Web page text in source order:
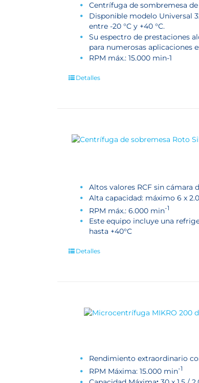
Centrífuga de sombremesa
Disponible modelo Universal
entre -20 °C y +40 °C.
Su espectro de prestaciones
para numerosas aplicaciones
RPM máx.: 15.000 min-1
Detalles
Altos valores RCF sin cámara
Alta capacidad: máximo 6 x
RPM máx.: 6.000 min-1
Este equipo incluye una
hasta +40°C
Detalles
Rendimiento extraordinario
RPM Máxima: 15.000 min-1